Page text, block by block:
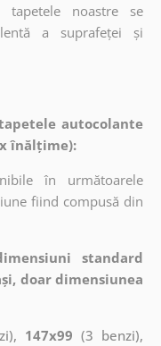
tapetele noastre se
a suprafeței și
autocolante
înălțime):
în următoarele
fiind compusă din
standard
doar dimensiunea
147x99 (3 benzi),